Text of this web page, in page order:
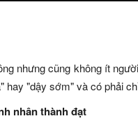
nhưng cũng không ít
hay "dậy sớm" và có phải
nhân thành đạt